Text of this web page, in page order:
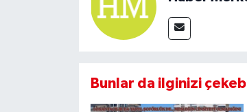
Bunlar da ilginizi